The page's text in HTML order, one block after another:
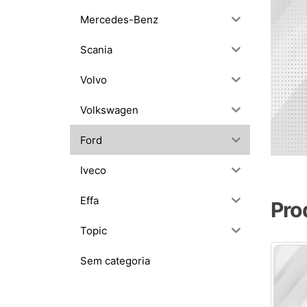
Mercedes-Benz
Scania
Volvo
Volkswagen
Ford
Iveco
Effa
Topic
Sem categoria